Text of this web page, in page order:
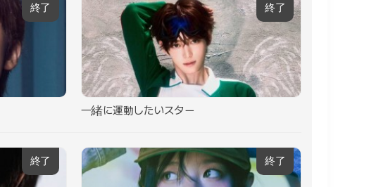
終了 終了
一緒に運動したいスター
終了 終了